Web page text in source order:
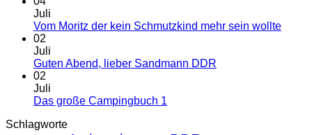
Juli
Vom Moritz der kein Schmutzkind mehr sein wollte
02
Juli
Guten Abend, lieber Sandmann DDR
02
Juli
Das große Campingbuch 1
Schlagworte